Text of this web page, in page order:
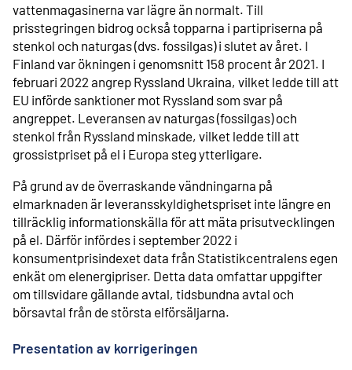
vattenmagasinerna var lägre än normalt. Till
prisstegringen bidrog också topparna i partipriserna på
stenkol och naturgas (dvs. fossilgas) i slutet av året. I
Finland var ökningen i genomsnitt 158 procent år 2021. I
februari 2022 angrep Ryssland Ukraina, vilket ledde till att
EU införde sanktioner mot Ryssland som svar på
angreppet. Leveransen av naturgas (fossilgas) och
stenkol från Ryssland minskade, vilket ledde till att
grossistpriset på el i Europa steg ytterligare.
På grund av de överraskande vändningarna på
elmarknaden är leveransskyldighetspriset inte längre en
tillräcklig informationskälla för att mäta prisutvecklingen
på el. Därför infördes i september 2022 i
konsumentprisindexet data från Statistikcentralens egen
enkät om elenergipriser. Detta data omfattar uppgifter
om tillsvidare gällande avtal, tidsbundna avtal och
börsavtal från de största elförsäljarna.
Presentation av korrigeringen